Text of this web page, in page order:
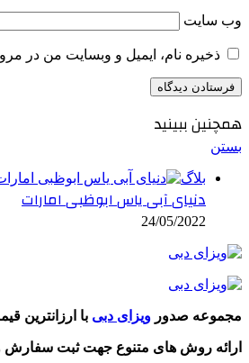
وب‌ سایت
ذخیره نام، ایمیل و وبسایت من در
همچنین ببینید
بستن
بلاگ
دنیای آبی یاس ابوظبی امارات
24/05/2022
مجموعه صدور ویزای دبی با ارزانترین
ارائه روش های متنوع جهت ثبت سفارش